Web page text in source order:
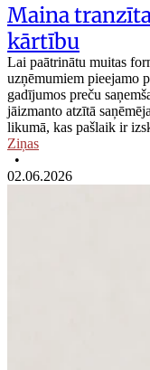
Maina
kārtību
Lai paātrinātu muitas
uzņēmumiem pieejamo
gadījumos preču
jāizmanto atzītā
likumā, kas pašlaik ir
Ziņas
•
02.06.2026